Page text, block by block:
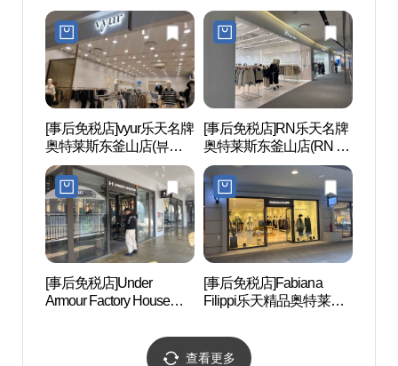
(컬럼비아 롯데프리미엄
아울렛 동부산점)
莱斯东釜山店(캠브리지
롯데프리미엄아울렛 동
부산점)
[事后免税店]vyur乐天名牌
奥特莱斯东釜山店(뷰어
롯데프리미엄아울렛 동
부산점)
[事后免税店]RN乐天名牌
奥特莱斯东釜山店(RN 롯
데프리미엄아울렛 동부
산점)
[事后免税店]Under
Armour Factory House乐
(언더아머 팩토리 하우스
롯데프리미엄아울렛 동
[事后免税店]Fabiana
Filippi乐天精品奥特莱斯
피 롯데프리미엄아울렛
동부산점)
查看更多